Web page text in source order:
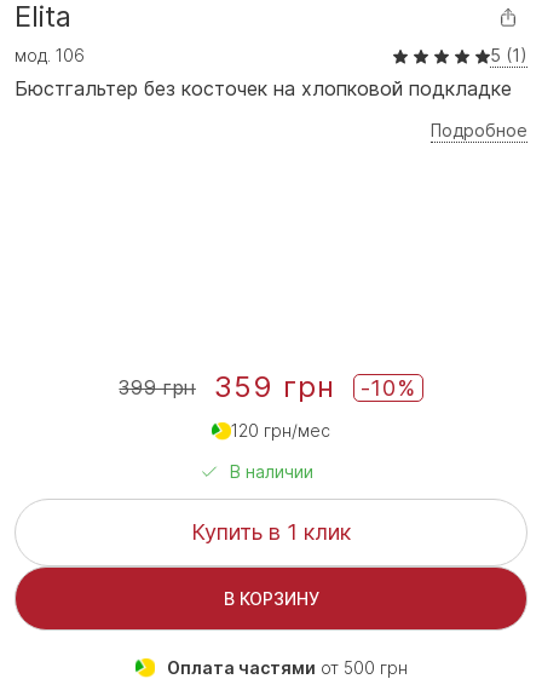
Elita
мод. 106 5 (1)
Бюстгальтер без косточек на хлопковой подкладке
Подробное
399 грн 359 грн -10%
120 грн/мес
В наличии
Купить в 1 клик
В КОРЗИНУ
Оплата частями от 500 грн